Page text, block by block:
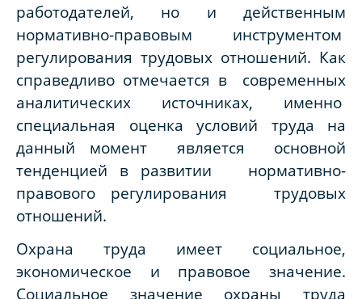
работодателей, но и действенным
нормативно-правовым инструментом
регулирования трудовых отношений. Как
справедливо отмечается в современных
аналитических источниках, именно
специальная оценка условий труда на
данный момент является основной
тенденцией в развитии нормативно-
правового регулирования трудовых
отношений.
Охрана труда имеет социальное,
экономическое и правовое значение.
Социальное значение охраны труда